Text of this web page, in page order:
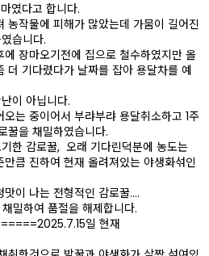
였다고 합니다.
농작물에 피해가 많았는데 가뭄이 길어진
습니다.
장마오기전에 집으로 철수하였지만 올
더 기다렸다가 날짜를 잡아 용달차를 예
이 아닙니다.
는 중이어서 부랴부랴 용달취소하고 1주
꿀을 채밀하였습니다.
한 감로꿀, 오래 기다린덕분에 농도는
큼 진하여 현재 올려져있는 야생화섞인
이 나는 전형적인 감로꿀....
밀하여 품절을 해제합니다.
일 현재